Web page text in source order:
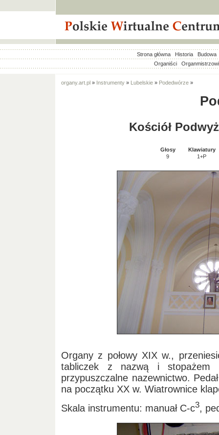
Strona główna Historia
Budowa
Organiści
organy.art.pl » Instrumenty » Lubelskie » Podedwórze »
Kościół
Głosy
Klawiatury
9
1+P
Organy z połowy XIX w.,
tabliczek z nazwą i stopażem
przypuszczalne nazewnictwo.
na początku XX w. Wiatrownice
Skala instrumentu: manuał C-c3,